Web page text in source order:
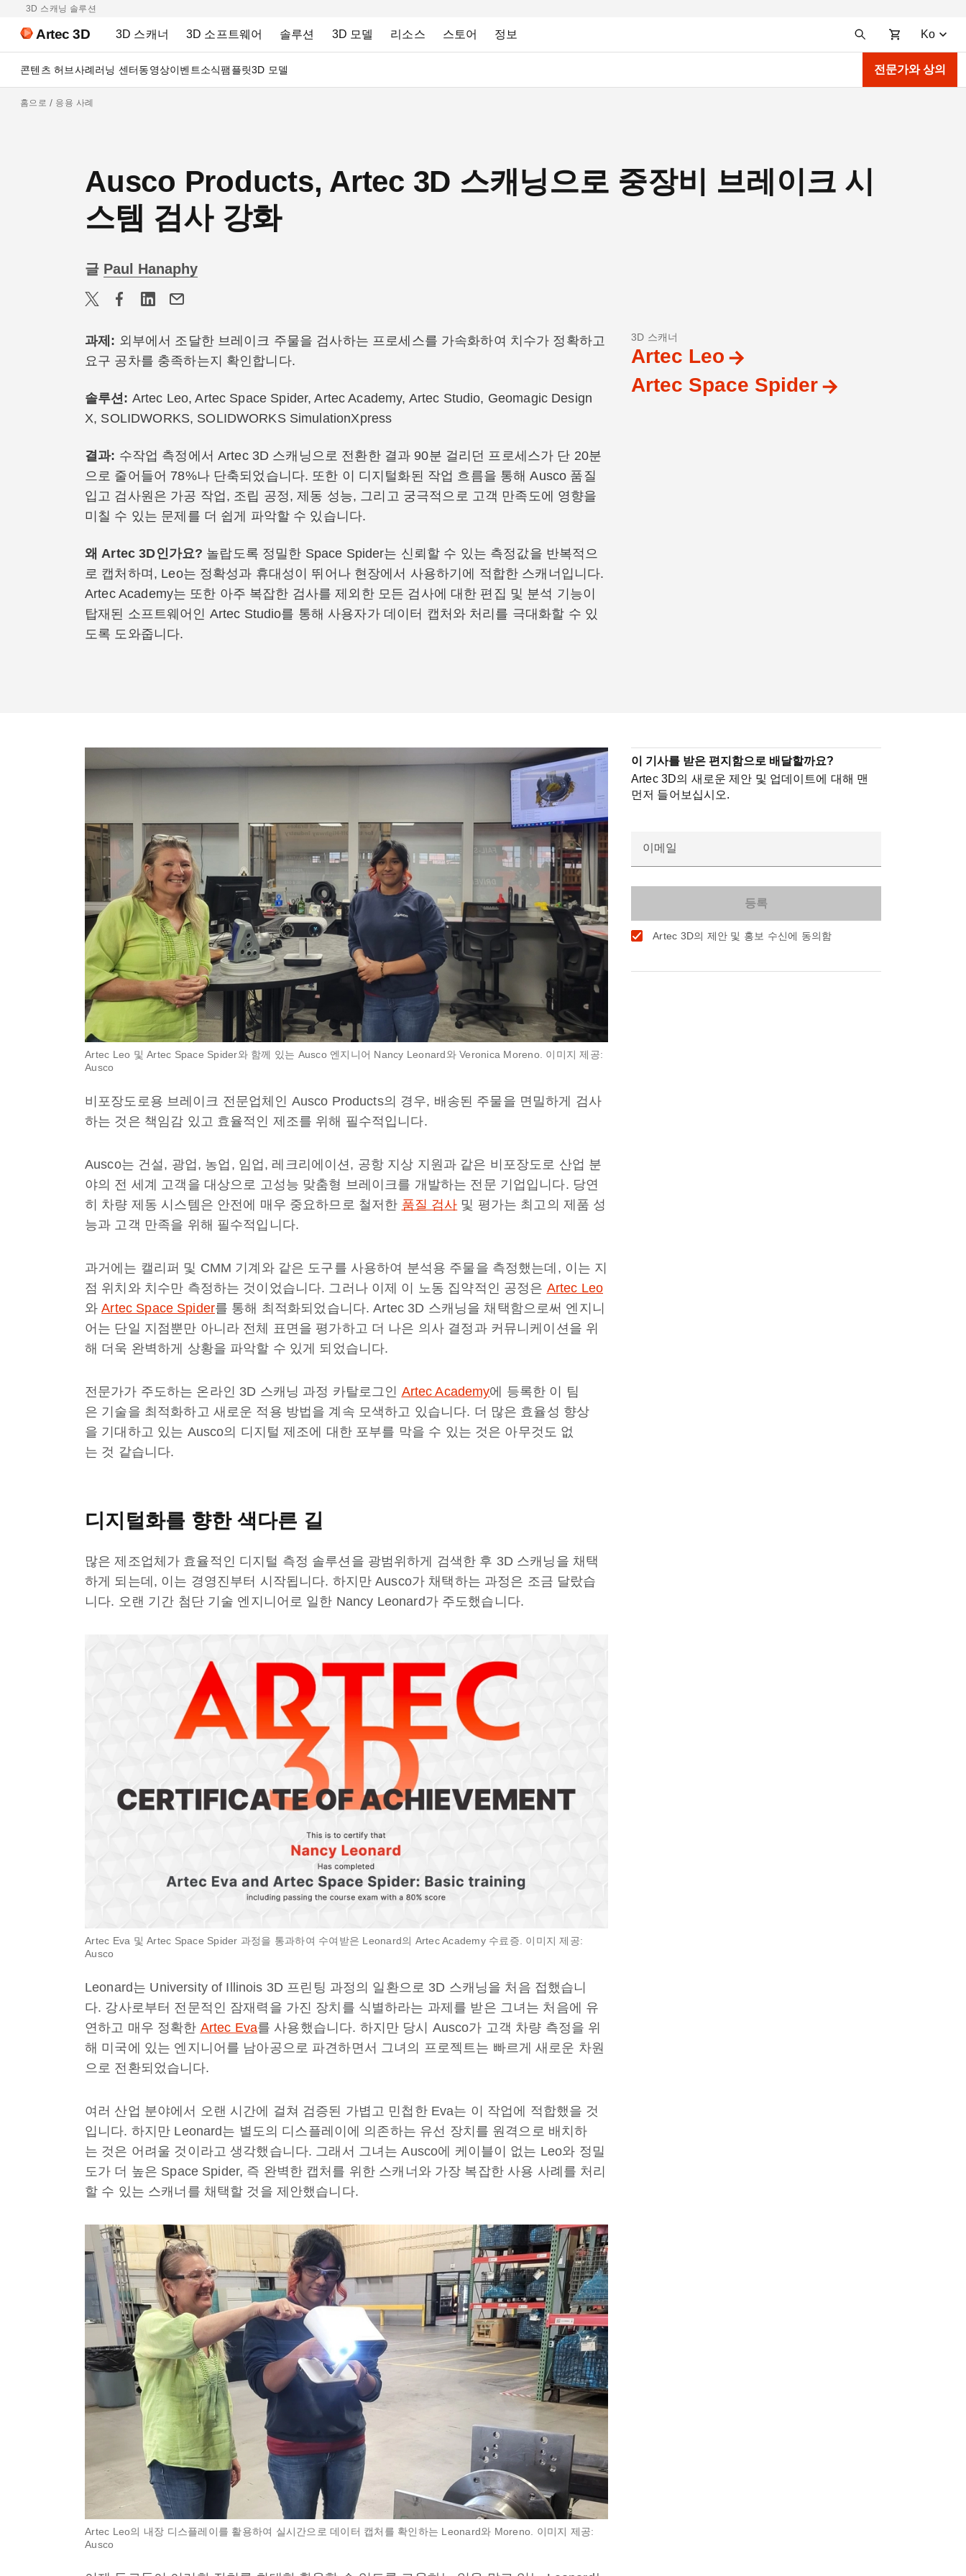
3D 스캐닝 솔루션
Artec 3D 3D 스캐너 3D 소프트웨어 솔루션 3D 모델 리소스 스토어 정보 Ko
콘텐츠 허브사례러닝 센터동영상이벤트소식팸플릿3D 모델 전문가와 상의
홈으로 응용 사례
Ausco Products, Artec 3D 스캐닝으로 중장비 브레이크 시
스템 검사 강화
글 Paul Hanaphy
3D 스캐너
Artec Leo
Artec Space Spider
과제: 외부에서 조달한 브레이크 주물을 검사하는 프로세스를 가속화하여 치수가 정확하고
요구 공차를 충족하는지 확인합니다.
솔루션: Artec Leo, Artec Space Spider, Artec Academy, Artec Studio, Geomagic Design
X, SOLIDWORKS, SOLIDWORKS SimulationXpress
결과: 수작업 측정에서 Artec 3D 스캐닝으로 전환한 결과 90분 걸리던 프로세스가 단 20분
으로 줄어들어 78%나 단축되었습니다. 또한 이 디지털화된 작업 흐름을 통해 Ausco 품질
입고 검사원은 가공 작업, 조립 공정, 제동 성능, 그리고 궁극적으로 고객 만족도에 영향을
미칠 수 있는 문제를 더 쉽게 파악할 수 있습니다.
왜 Artec 3D인가요? 놀랍도록 정밀한 Space Spider는 신뢰할 수 있는 측정값을 반복적으
로 캡처하며, Leo는 정확성과 휴대성이 뛰어나 현장에서 사용하기에 적합한 스캐너입니다.
Artec Academy는 또한 아주 복잡한 검사를 제외한 모든 검사에 대한 편집 및 분석 기능이
탑재된 소프트웨어인 Artec Studio를 통해 사용자가 데이터 캡처와 처리를 극대화할 수 있
도록 도와줍니다.
Artec Leo 및 Artec Space Spider와 함께 있는 Ausco 엔지니어 Nancy Leonard와 Veronica Moreno. 이미지 제공:
Ausco
비포장도로용 브레이크 전문업체인 Ausco Products의 경우, 배송된 주물을 면밀하게 검사
하는 것은 책임감 있고 효율적인 제조를 위해 필수적입니다.
Ausco는 건설, 광업, 농업, 임업, 레크리에이션, 공항 지상 지원과 같은 비포장도로 산업 분
야의 전 세계 고객을 대상으로 고성능 맞춤형 브레이크를 개발하는 전문 기업입니다. 당연
히 차량 제동 시스템은 안전에 매우 중요하므로 철저한 품질 검사 및 평가는 최고의 제품 성
능과 고객 만족을 위해 필수적입니다.
과거에는 캘리퍼 및 CMM 기계와 같은 도구를 사용하여 분석용 주물을 측정했는데, 이는 지
점 위치와 치수만 측정하는 것이었습니다. 그러나 이제 이 노동 집약적인 공정은 Artec Leo
와Artec Space Spider를 통해 최적화되었습니다. Artec 3D 스캐닝을 채택함으로써 엔지니
어는 단일 지점뿐만 아니라 전체 표면을 평가하고 더 나은 의사 결정과 커뮤니케이션을 위
해 더욱 완벽하게 상황을 파악할 수 있게 되었습니다.
전문가가 주도하는 온라인 3D 스캐닝 과정 카탈로그인 Artec Academy에 등록한 이 팀
은 기술을 최적화하고 새로운 적용 방법을 계속 모색하고 있습니다. 더 많은 효율성 향상
을 기대하고 있는 Ausco의 디지털 제조에 대한 포부를 막을 수 있는 것은 아무것도 없
는 것 같습니다.
디지털화를 향한 색다른 길
많은 제조업체가 효율적인 디지털 측정 솔루션을 광범위하게 검색한 후 3D 스캐닝을 채택
하게 되는데, 이는 경영진부터 시작됩니다. 하지만 Ausco가 채택하는 과정은 조금 달랐습
니다. 오랜 기간 첨단 기술 엔지니어로 일한 Nancy Leonard가 주도했습니다.
Artec Eva 및 Artec Space Spider 과정을 통과하여 수여받은 Leonard의 Artec Academy 수료증. 이미지 제공:
Ausco
Leonard는 University of Illinois 3D 프린팅 과정의 일환으로 3D 스캐닝을 처음 접했습니
다. 강사로부터 전문적인 잠재력을 가진 장치를 식별하라는 과제를 받은 그녀는 처음에 유
연하고 매우 정확한 Artec Eva를 사용했습니다. 하지만 당시 Ausco가 고객 차량 측정을 위
해 미국에 있는 엔지니어를 남아공으로 파견하면서 그녀의 프로젝트는 빠르게 새로운 차원
으로 전환되었습니다.
여러 산업 분야에서 오랜 시간에 걸쳐 검증된 가볍고 민첩한 Eva는 이 작업에 적합했을 것
입니다. 하지만 Leonard는 별도의 디스플레이에 의존하는 유선 장치를 원격으로 배치하
는 것은 어려울 것이라고 생각했습니다. 그래서 그녀는 Ausco에 케이블이 없는 Leo와 정밀
도가 더 높은 Space Spider, 즉 완벽한 캡처를 위한 스캐너와 가장 복잡한 사용 사례를 처리
할 수 있는 스캐너를 채택할 것을 제안했습니다.
Artec Leo의 내장 디스플레이를 활용하여 실시간으로 데이터 캡처를 확인하는 Leonard와 Moreno. 이미지 제공:
Ausco
이 기사를 받은 편지함으로 배달할까요?
Artec 3D의 새로운 제안 및 업데이트에 대해 맨
먼저 들어보십시오.
이메일
Artec 3D의 제안 및 홍보 수신에 동의함